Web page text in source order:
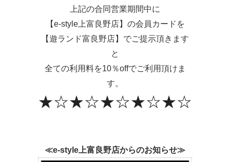
上記の合同営業期間中に
【e-style上富良野店】の会員カードを
【遊ランド富良野店】でご提示頂きます
と
全ての利用料を10％offでご利用頂けま
す。
★☆★☆★☆★☆★☆
≪e-style上富良野店からのお知らせ≫